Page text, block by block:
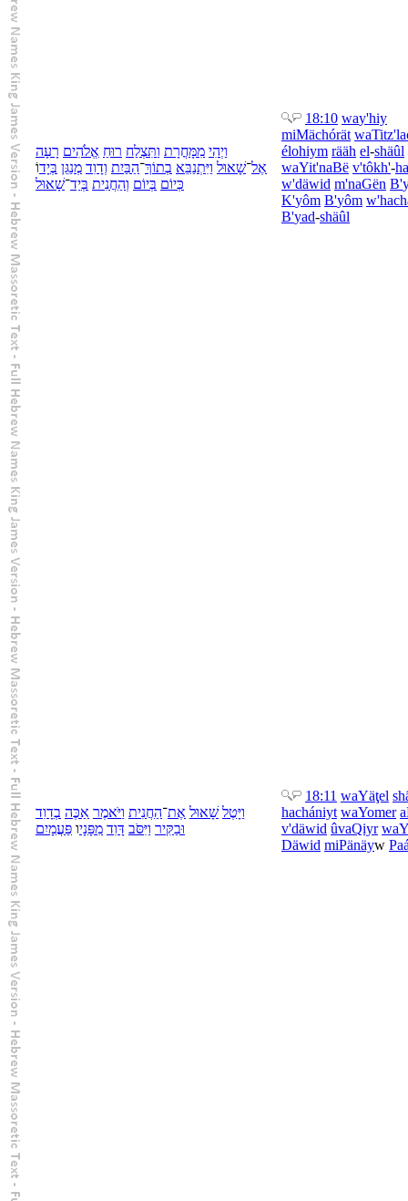
וַיְהִי מִמָּחֳרָת וַתִּצְלַח רוּחַ אֱלֹהִים רָעָה
אֶל־שָׁאוּל וַיִּתְנַבֵּא בְתוֹךְ־הַבַּיִת וְדָוִד מְנַגֵּן בְּיָדוֹ
כְּיוֹם בְּיוֹם וְהַחֲנִית בְּיַד־שָׁאוּל
18:10 way'hiy
miMächórät wa
élohiym rääh el-shäûl
waYit'naBë v'tôkh'-ha
w'däwid m'naGën B'
K'yôm B'yôm w'ha
B'yad-shäûl
וַיָּטֶל שָׁאוּל אֶת־הַחֲנִית וַיֹּאמֶר אַכֶּה בְדָוִד
וּבַקִּיר וַיִּסֹּב דָּוִד מִפָּנָיו פַּעֲמָיִם
18:11 waYäţel
hachániyt waYomer
v'däwid ûvaQiyr wa
Däwid miPänäyw